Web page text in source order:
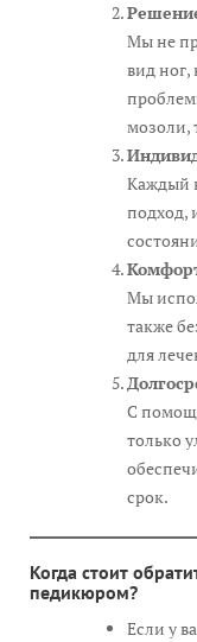
Мы не
вид
мозоли,
Каждый
подход,
Мы
также
для
С
только
срок.
Когда стоит
педикюром?
Если у